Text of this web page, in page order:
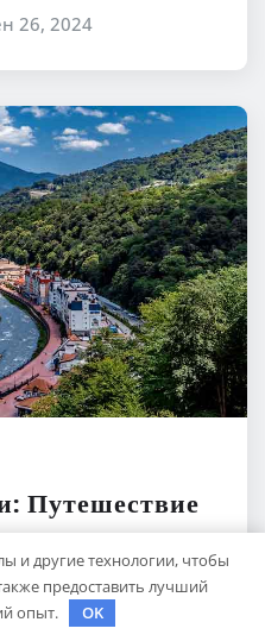
26, 2024
Путешествие
курорта
25, 2024
и другие технологии, чтобы
предоставить лучший
опыт.
OK